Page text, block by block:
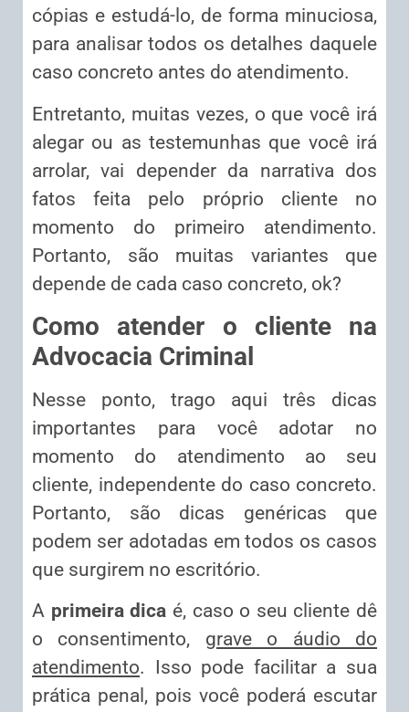
cópias e estudá-lo, de forma minuciosa,
para analisar todos os detalhes daquele
caso concreto antes do atendimento.
Entretanto, muitas vezes, o que você irá
alegar ou as testemunhas que você irá
arrolar, vai depender da narrativa dos
fatos feita pelo próprio cliente no
momento do primeiro atendimento.
Portanto, são muitas variantes que
depende de cada caso concreto, ok?
Como atender o cliente na
Advocacia Criminal
Nesse ponto, trago aqui três dicas
importantes para você adotar no
momento do atendimento ao seu
cliente, independente do caso concreto.
Portanto, são dicas genéricas que
podem ser adotadas em todos os casos
que surgirem no escritório.
A primeira dica é, caso o seu cliente dê
o consentimento, grave o áudio do
atendimento. Isso pode facilitar a sua
prática penal, pois você poderá escutar